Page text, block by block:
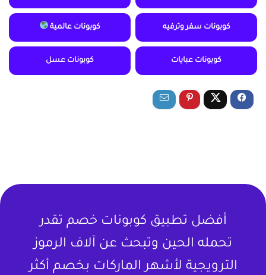
كوبونات سفر وترفيه كوبونات عالمية
كوبونات عبايات كوبونات عسل
أفضل تطبيق كوبونات خصم تقدر
تحمله الحين وتبحث عن آلاف الرموز
الترويجية لأشهر الماركات بخصم أكثر